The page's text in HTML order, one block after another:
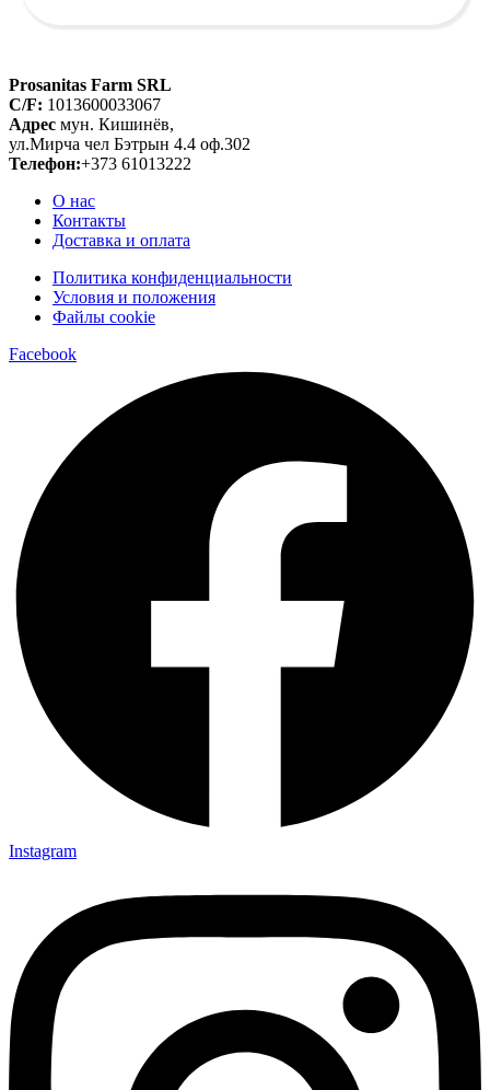
Prosanitas Farm SRL
C/F: 1013600033067
Адрес мун. Кишинёв,
ул.Мирча чел Бэтрын 4.4 оф.302
Телефон:+373 61013222
О нас
Контакты
Доставка и оплата
Политика конфиденциальности
Условия и положения
Файлы cookie
Facebook
Instagram